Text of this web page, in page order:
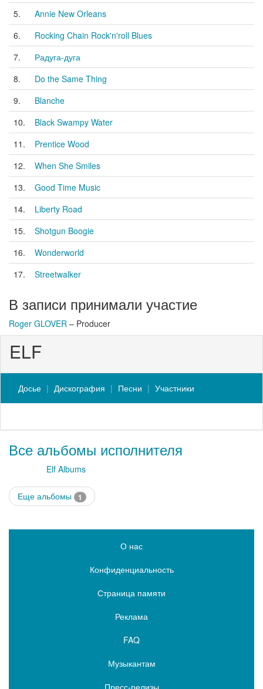
5.
Annie New Orleans
6.
Rocking Chain Rock'n'roll Blues
7.
Радуга-дуга
8.
Do the Same Thing
9.
Blanche
10.
Black Swampy Water
11.
Prentice Wood
12.
When She Smiles
13.
Good Time Music
14.
Liberty Road
15.
Shotgun Boogie
16.
Wonderworld
17.
Streetwalker
В записи принимали участие
Roger GLOVER – Producer
ELF
Досье Дискография Песни Участники
Все альбомы исполнителя
Elf Albums
Еще альбомы 1
О нас
Конфиденциальность
Страница памяти
Реклама
FAQ
Музыкантам
Пресс-релизы